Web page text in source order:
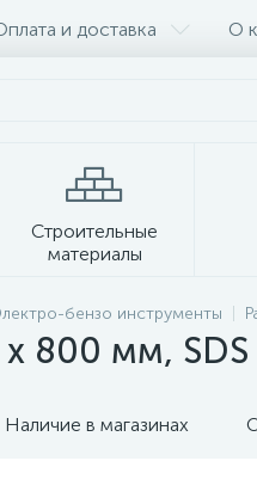
и доставка О
Строительные
материалы
бензо инструменты
800 мм,
Наличие в магазинах